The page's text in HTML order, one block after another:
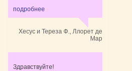
подробнее
Хесус и Тереза Ф., Ллорет де
Мар
Здравствуйте!